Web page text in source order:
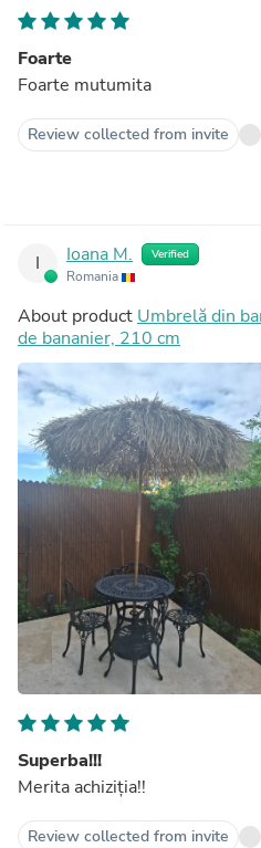
Foarte
Foarte mutumita
Review collected from invite
I Ioana M. Verified
Romania
About product Umbrelă din
de bananier, 210 cm
Superba!!!
Merita achiziția!!
Review collected from invite